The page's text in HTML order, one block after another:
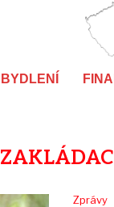
BYDLENÍ
Zprávy